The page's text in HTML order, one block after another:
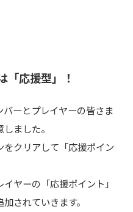
応援型」！
バーとプレイヤーの皆さま
ました。
クリアして「応援ポイン
ヤーの「応援ポイント」
されていきます。